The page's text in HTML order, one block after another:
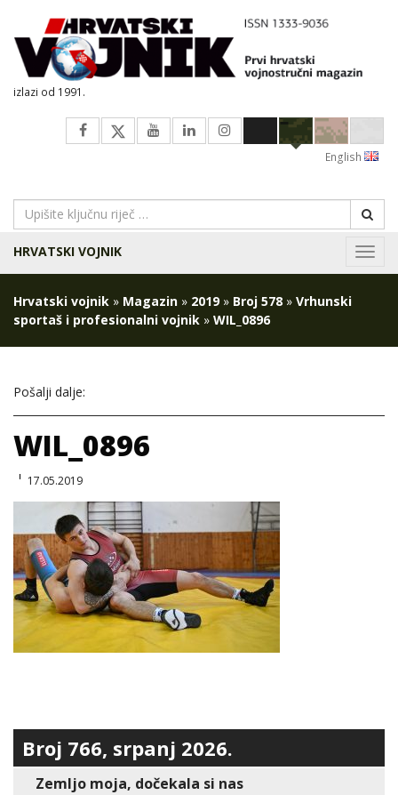
izlazi od 1991.
English
HRVATSKI VOJNIK
Hrvatski vojnik » Magazin » 2019» Broj 578 » Vrhunski
sportaš i profesionalni vojnik » WIL_0896
Pošalji dalje:
WIL_0896
17.05.2019
Broj 766, srpanj 2026.
Zemljo moja, dočekala si nas